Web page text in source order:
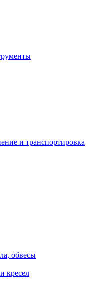
и транспортировка
обвесы
кресел